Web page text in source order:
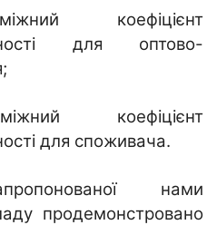
коефіцієнт
для оптово-
коефіцієнт
для споживача.
нами
продемонстровано